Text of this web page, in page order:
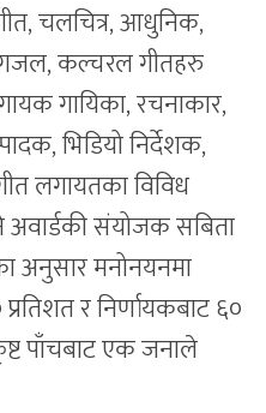
गीत, चलचित्र, आधुनिक,
गजल, कल्चरल गीतहरु
गायिका, रचनाकार,
भिडियो निर्देशक,
लगायतका विविध
अवार्डकी संयोजक सबिता
अनुसार मनोनयनमा
र निर्णायकबाट ६०
पाँचबाट एक जनाले